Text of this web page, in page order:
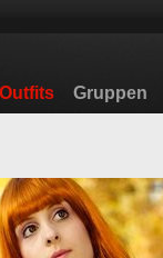
Outfits Gruppen